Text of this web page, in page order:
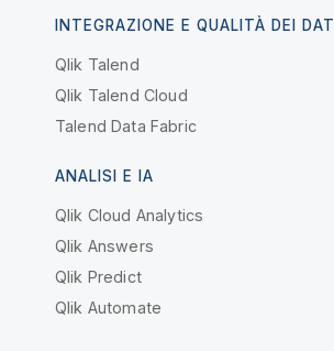
INTEGRAZIONE E QUALITÀ DEI DATI
Qlik Talend
Qlik Talend Cloud
Talend Data Fabric
ANALISI E IA
Qlik Cloud Analytics
Qlik Answers
Qlik Predict
Qlik Automate